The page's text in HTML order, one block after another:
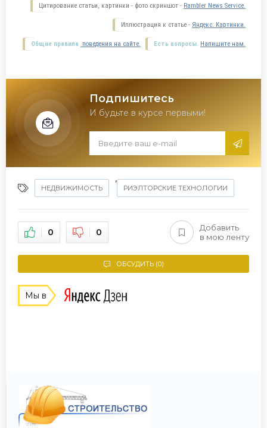
Цитирование статьи, картинки - фото скриншот - Rambler News Service.
Иллюстрация к статье - Яндекс. Картинки.
Есть вопросы. Напишите нам.
Общие правила поведения на сайте.
Подпишитесь
И будьте в курсе первыми!
НЕДВИЖИМОСТЬ
,
РИЭЛТОРСКИЕ ТЕХНОЛОГИИ
0 0
Добавить
в мою ленту
ОБСУДИТЬ (0)
Мы в